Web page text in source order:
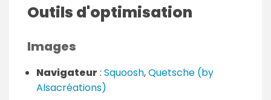
Outils d'optimisation
Images
Navigateur : Squoosh,Quetsche (by
Alsacréations)